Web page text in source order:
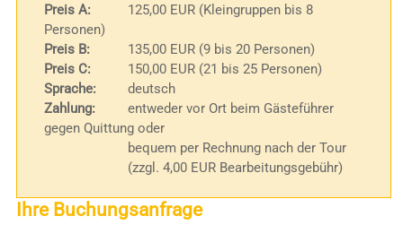
Preis A:
125,00 EUR (Kleingruppen bis 8
Personen)
Preis B:
135,00 EUR (9 bis 20 Personen)
Preis C:
150,00 EUR (21 bis 25 Personen)
Sprache:
deutsch
Zahlung:
entweder vor Ort beim Gästeführer
gegen Quittung oder
bequem per Rechnung nach der Tour
(zzgl. 4,00 EUR Bearbeitungsgebühr)
Ihre Buchungsanfrage